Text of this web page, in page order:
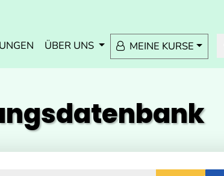
Zum Inhalt springen
Zum Navmenü springen
Zur Suche springen
Zur Footer springen
ÜBER UNS MEINE KURSE